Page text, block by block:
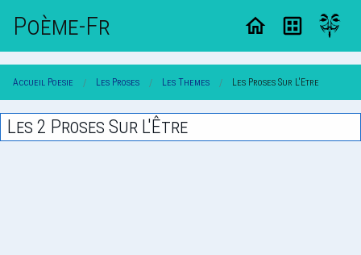
Poème-Fr
Accueil Poesie Les Proses Les Themes Les Proses Sur L'Etre
Les 2 Proses Sur L'Être